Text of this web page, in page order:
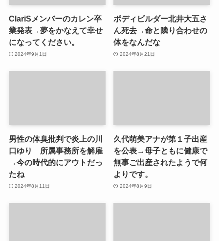
ClariSメンバーのカレン卒
業発表→夢をかなえて幸せ
になってください。
2024年9月1日
ボディビルダー北井大五さ
ん死去→命と隣り合わせの
体をなんだな
2024年8月21日
男性の体臭批判で炎上の川
口ゆり 所属事務所を解雇
→今の時代的にアウトだっ
たね
2024年8月11日
久代萌美アナが第１子出産
を公表→母子ともに健康で
無事ご出産されたようで何
よりです。
2024年8月9日